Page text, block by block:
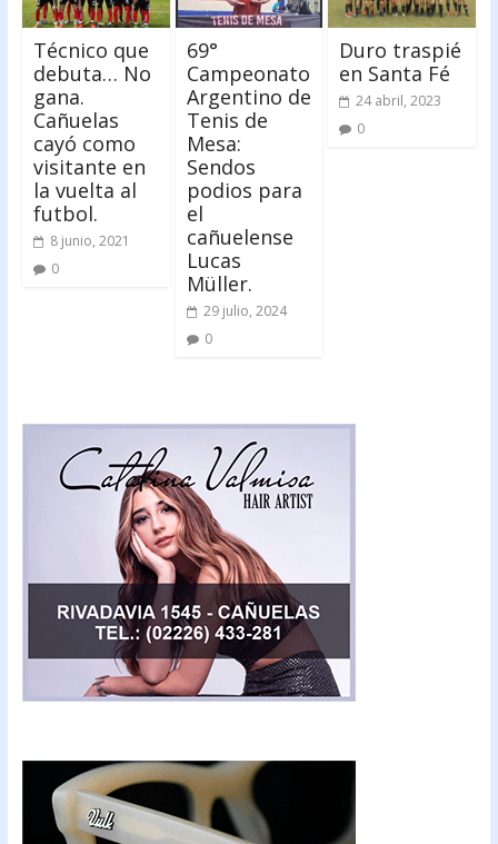
Técnico que
debuta… No
gana.
Cañuelas
cayó como
visitante en
la vuelta al
futbol.
8 junio, 2021
0
69°
Campeonato
Argentino de
Tenis de
Mesa:
Sendos
podios para
el
cañuelense
Lucas
Müller.
29 julio, 2024
0
Duro traspié
en Santa Fé
24 abril, 2023
0